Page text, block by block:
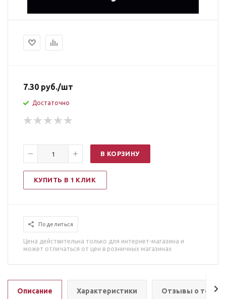
7.30 руб./шт
Достаточно
В КОРЗИНУ
КУПИТЬ В 1 КЛИК
Поделиться
Цена действительна только для интернет-магазина и
может отличаться от цен в розничных магазинах
Описание Характеристики Отзывы о